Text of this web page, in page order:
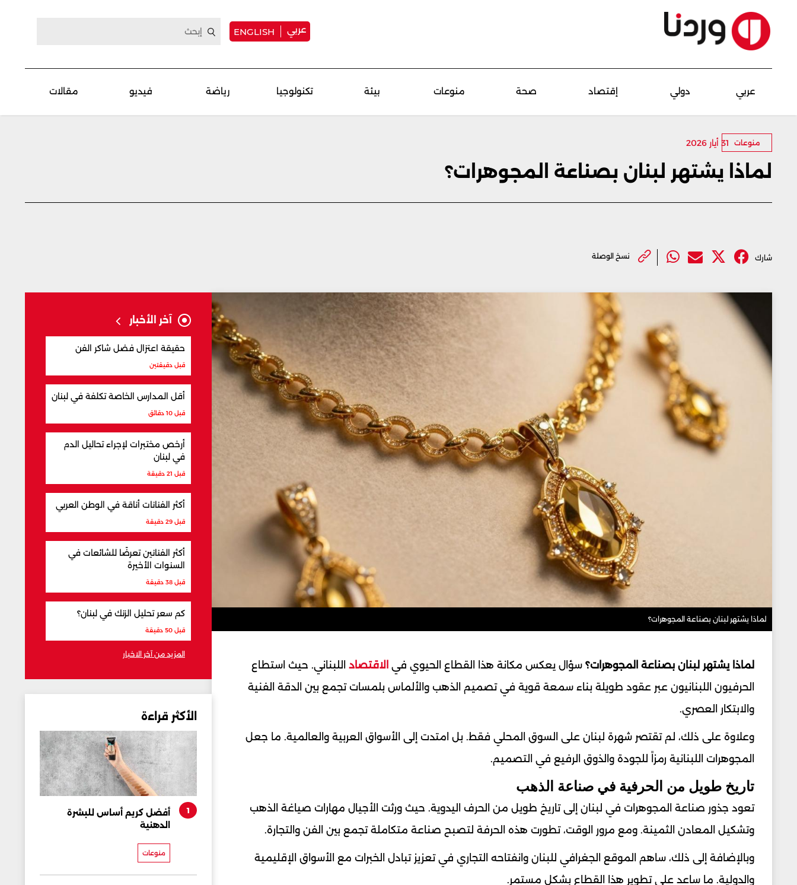
عربي ENGLISH
عربي دولي إقتصاد صحة منوعات بيئة تكنولوجيا رياضة فيديو مقالات
منوعات 31 أيار 2026
لماذا يشتهر لبنان بصناعة المجوهرات؟
شارك نسخ الوصلة
لماذا يشتهر لبنان بصناعة المجوهرات؟
لماذا يشتهر لبنان بصناعة المجوهرات؟ سؤال يعكس مكانة هذا القطاع الحيوي في الاقتصاد اللبناني. حيث استطاع
الحرفيون اللبنانيون عبر عقود طويلة بناء سمعة قوية في تصميم الذهب والألماس بلمسات تجمع بين الدقة الفنية
والابتكار العصري.
وعلاوة على ذلك، لم تقتصر شهرة لبنان على السوق المحلي فقط. بل امتدت إلى الأسواق العربية والعالمية. ما جعل
المجوهرات اللبنانية رمزاً للجودة والذوق الرفيع في التصميم.
تاريخ طويل من الحرفية في صناعة الذهب
تعود جذور صناعة المجوهرات في لبنان إلى تاريخ طويل من الحرف اليدوية. حيث ورثت الأجيال مهارات صياغة الذهب
وتشكيل المعادن الثمينة. ومع مرور الوقت، تطورت هذه الحرفة لتصبح صناعة متكاملة تجمع بين الفن والتجارة.
وبالإضافة إلى ذلك، ساهم الموقع الجغرافي للبنان وانفتاحه التجاري في تعزيز تبادل الخبرات مع الأسواق الإقليمية
والدولية. ما ساعد على تطوير هذا القطاع بشكل مستمر.
آخر الأخبار
حقيقة اعتزال فضل شاكر الفن
قبل دقيقتين
أقل المدارس الخاصة تكلفة في لبنان
قبل 10 دقائق
أرخص مختبرات لإجراء تحاليل الدم
في لبنان
قبل 21 دقيقة
أكثر الفنانات أناقة في الوطن العربي
قبل 29 دقيقة
أكثر الفنانين تعرضًا للشائعات في
السنوات الأخيرة
قبل 38 دقيقة
كم سعر تحليل الزنك في لبنان؟
قبل 50 دقيقة
المزيد من آخر الاخبار
الأكثر قراءة
1
أفضل كريم أساس للبشرة
الدهنية
منوعات